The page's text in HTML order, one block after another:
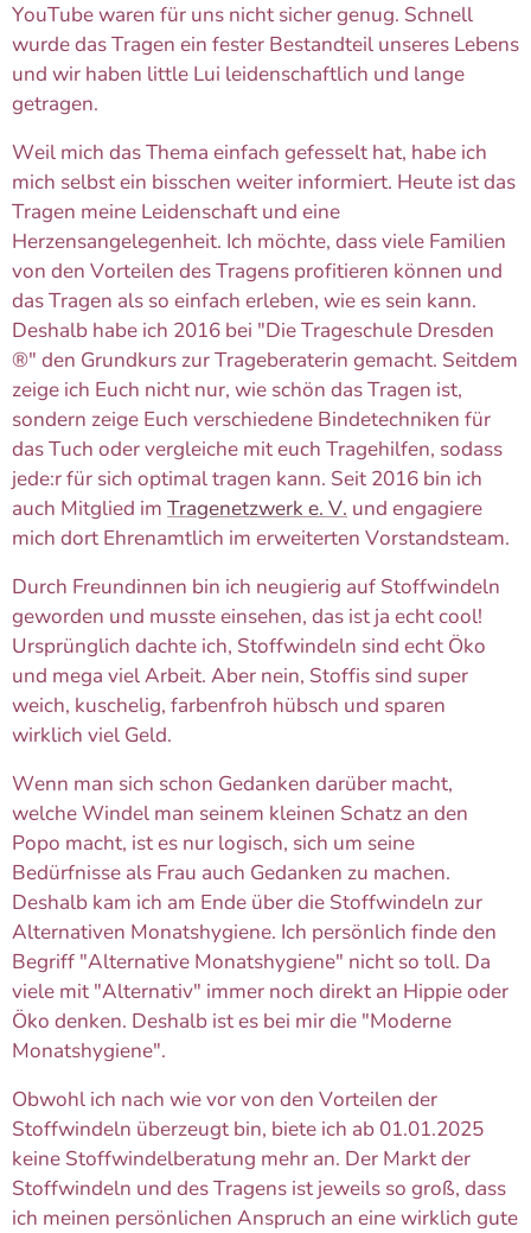
YouTube waren für uns nicht sicher genug. Schnell
wurde das Tragen ein fester Bestandteil unseres Lebens
und wir haben little Lui leidenschaftlich und lange
getragen.
Weil mich das Thema einfach gefesselt hat, habe ich
mich selbst ein bisschen weiter informiert. Heute ist das
Tragen meine Leidenschaft und eine
Herzensangelegenheit. Ich möchte, dass viele Familien
von den Vorteilen des Tragens profitieren können und
das Tragen als so einfach erleben, wie es sein kann.
Deshalb habe ich 2016 bei "Die Trageschule Dresden
®" den Grundkurs zur Trageberaterin gemacht. Seitdem
zeige ich Euch nicht nur, wie schön das Tragen ist,
sondern zeige Euch verschiedene Bindetechniken für
das Tuch oder vergleiche mit euch Tragehilfen, sodass
jede:r für sich optimal tragen kann. Seit 2016 bin ich
auch Mitglied im Tragenetzwerk e. V. und engagiere
mich dort Ehrenamtlich im erweiterten Vorstandsteam.
Durch Freundinnen bin ich neugierig auf Stoffwindeln
geworden und musste einsehen, das ist ja echt cool!
Ursprünglich dachte ich, Stoffwindeln sind echt Öko
und mega viel Arbeit. Aber nein, Stoffis sind super
weich, kuschelig, farbenfroh hübsch und sparen
wirklich viel Geld.
Wenn man sich schon Gedanken darüber macht,
welche Windel man seinem kleinen Schatz an den
Popo macht, ist es nur logisch, sich um seine
Bedürfnisse als Frau auch Gedanken zu machen.
Deshalb kam ich am Ende über die Stoffwindeln zur
Alternativen Monatshygiene. Ich persönlich finde den
Begriff "Alternative Monatshygiene" nicht so toll. Da
viele mit "Alternativ" immer noch direkt an Hippie oder
Öko denken. Deshalb ist es bei mir die "Moderne
Monatshygiene".
Obwohl ich nach wie vor von den Vorteilen der
Stoffwindeln überzeugt bin, biete ich ab 01.01.2025
keine Stoffwindelberatung mehr an. Der Markt der
Stoffwindeln und des Tragens ist jeweils so groß, dass
ich meinen persönlichen Anspruch an eine wirklich gute